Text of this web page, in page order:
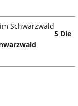
5 Die